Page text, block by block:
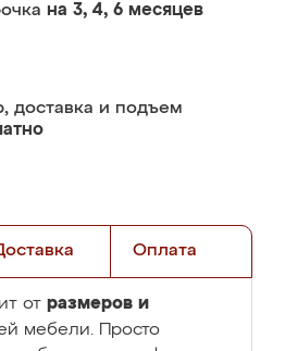
на 3, 4, 6 месяцев
доставка и подъем
Оплата
от размеров и
мебели. Просто